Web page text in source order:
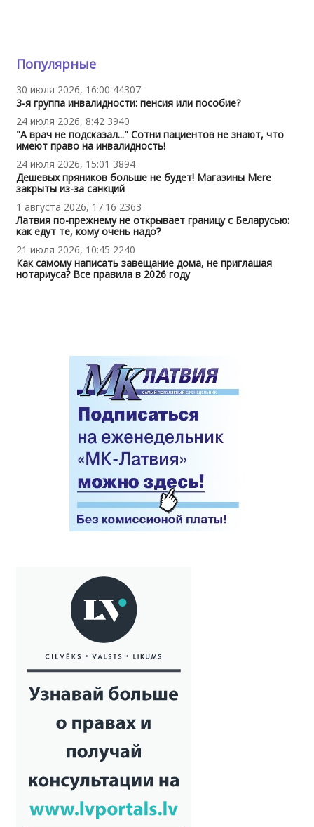
Популярные
30 июля 2026, 16:00 44307
3-я группа инвалидности: пенсия или пособие?
24 июля 2026, 8:42 3940
"А врач не подсказал..." Сотни пациентов не знают, что
имеют право на инвалидность!
24 июля 2026, 15:01 3894
Дешевых пряников больше не будет! Магазины Mere
закрыты из-за санкций
1 августа 2026, 17:16 2363
Латвия по-прежнему не открывает границу с Беларусью:
как едут те, кому очень надо?
21 июля 2026, 10:45 2240
Как самому написать завещание дома, не приглашая
нотариуса? Все правила в 2026 году